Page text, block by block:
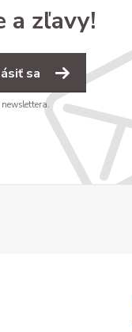
a zľavy!
sa